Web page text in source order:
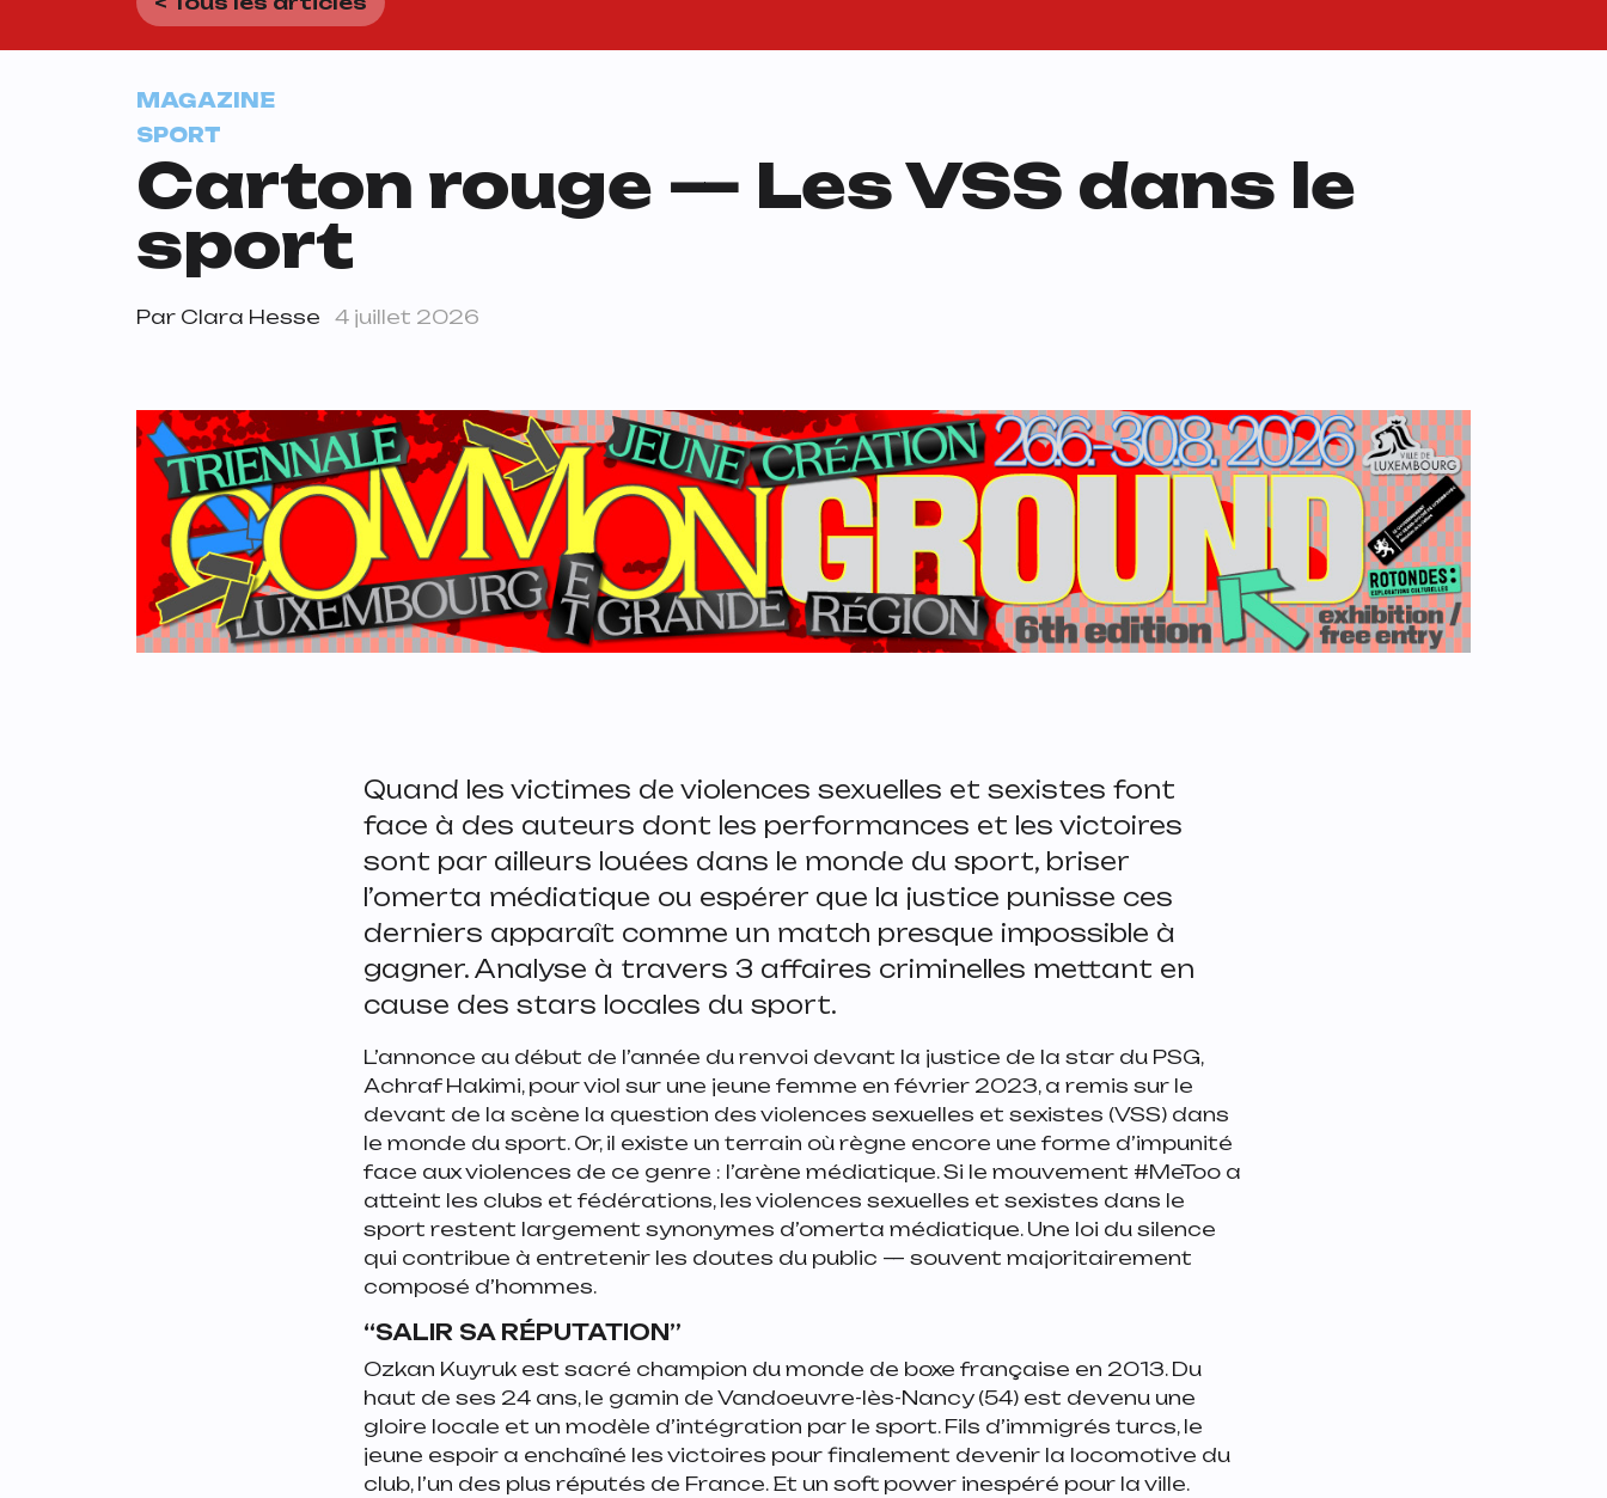
MAGAZINE
SPORT
Carton rouge — Les VSS dans le
sport
Par Clara Hesse 4 juillet 2026
Quand les victimes de violences sexuelles et sexistes font
face à des auteurs dont les performances et les victoires
sont par ailleurs louées dans le monde du sport, briser
l’omerta médiatique ou espérer que la justice punisse ces
derniers apparaît comme un match presque impossible à
gagner. Analyse à travers 3 affaires criminelles mettant en
cause des stars locales du sport.
L’annonce au début de l’année du renvoi devant la justice de la star du PSG,
Achraf Hakimi, pour viol sur une jeune femme en février 2023, a remis sur le
devant de la scène la question des violences sexuelles et sexistes (VSS) dans
le monde du sport. Or, il existe un terrain où règne encore une forme d’impunité
face aux violences de ce genre : l’arène médiatique. Si le mouvement #MeToo a
atteint les clubs et fédérations, les violences sexuelles et sexistes dans le
sport restent largement synonymes d’omerta médiatique. Une loi du silence
qui contribue à entretenir les doutes du public — souvent majoritairement
composé d’hommes.
“SALIR SA RÉPUTATION”
Ozkan Kuyruk est sacré champion du monde de boxe française en 2013. Du
haut de ses 24 ans, le gamin de Vandoeuvre-lès-Nancy (54) est devenu une
gloire locale et un modèle d’intégration par le sport. Fils d’immigrés turcs, le
jeune espoir a enchaîné les victoires pour finalement devenir la locomotive du
club, l’un des plus réputés de France. Et un soft power inespéré pour la ville.